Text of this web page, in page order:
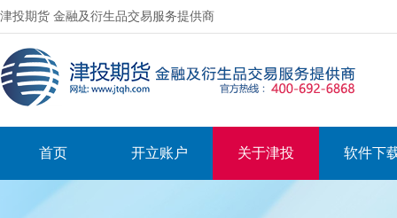
津投期货 金融及衍生品交易服务提供商
首页 开立账户 关于津投 软件下